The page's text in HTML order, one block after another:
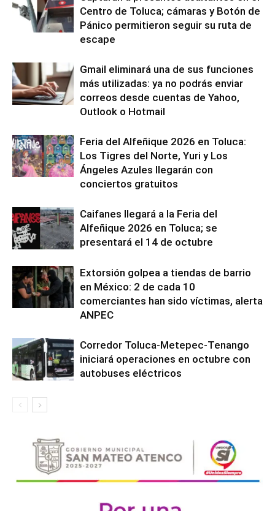
Centro de Toluca; cámaras y Botón de
Pánico permitieron seguir su ruta de
escape
Gmail eliminará una de sus funciones
más utilizadas: ya no podrás enviar
correos desde cuentas de Yahoo,
Outlook o Hotmail
Feria del Alfeñique 2026 en Toluca:
Los Tigres del Norte, Yuri y Los
Ángeles Azules llegarán con
conciertos gratuitos
Caifanes llegará a la Feria del
Alfeñique 2026 en Toluca; se
presentará el 14 de octubre
Extorsión golpea a tiendas de barrio
en México: 2 de cada 10
comerciantes han sido víctimas, alerta
ANPEC
Corredor Toluca-Metepec-Tenango
iniciará operaciones en octubre con
autobuses eléctricos